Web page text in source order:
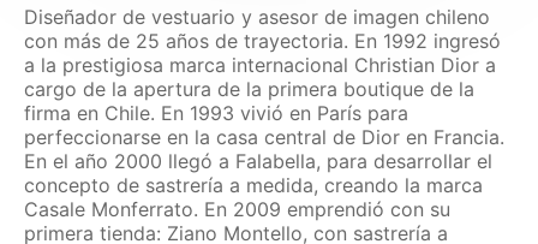
Diseñador de vestuario y asesor de imagen chileno
con más de 25 años de trayectoria. En 1992 ingresó
a la prestigiosa marca internacional Christian Dior a
cargo de la apertura de la primera boutique de la
firma en Chile. En 1993 vivió en París para
perfeccionarse en la casa central de Dior en Francia.
En el año 2000 llegó a Falabella, para desarrollar el
concepto de sastrería a medida, creando la marca
Casale Monferrato. En 2009 emprendió con su
primera tienda: Ziano Montello, con sastrería a